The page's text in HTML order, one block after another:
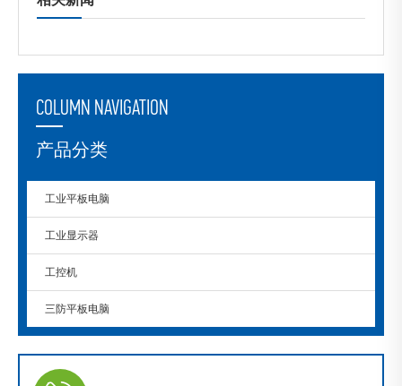
COLUMN NAVIGATION
产品分类
工业平板电脑
工业显示器
工控机
三防平板电脑